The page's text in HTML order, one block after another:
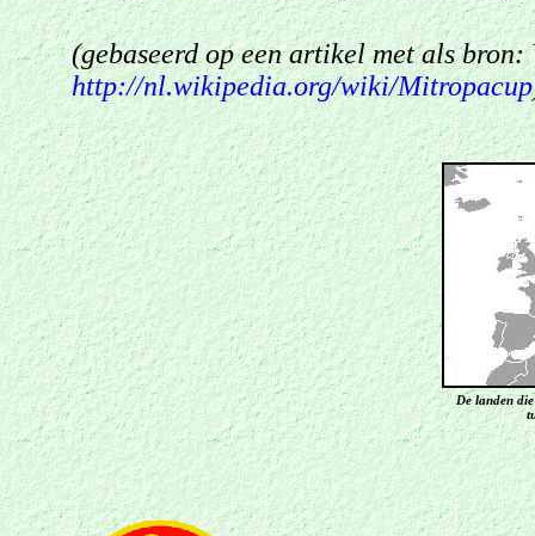
(gebaseerd op een artikel met als
http://nl.wikipedia.org/wiki/Mitropacup
De landen